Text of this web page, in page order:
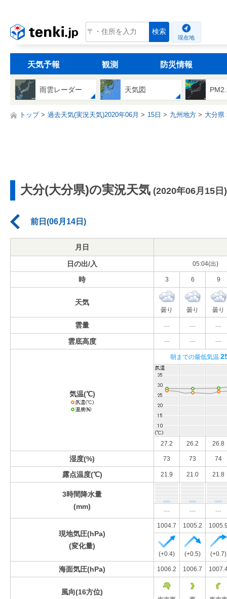
tenki.jp 検索
現在地
天気予報 観測 防災情報
雨雲レーダー 天気図
トップ 過去天気(実況天気)2020年06月 15日 九州地方 大分県
大分(大分県)の実況天気 (2020年06月15日)
前日(06月14日)
月日
日の出/入 05:04(出)
時 3 6 9
天気
曇り 曇り 曇り
雲量 --- --- ---
雲底高度 --- --- ---
気温(℃)
朝までの最低気温
27.2 26.2 26.8
湿度(%) 73 73 74
露点温度(℃) 21.9 21.0 21.8
3時間降水量
(mm)
--- --- ---
現地気圧(hPa)
(変化量)
1004.7 1005.2
(+0.4) (+0.5) (+0.7)
海面気圧(hPa) 1006.2 1006.7
風向(16方位)